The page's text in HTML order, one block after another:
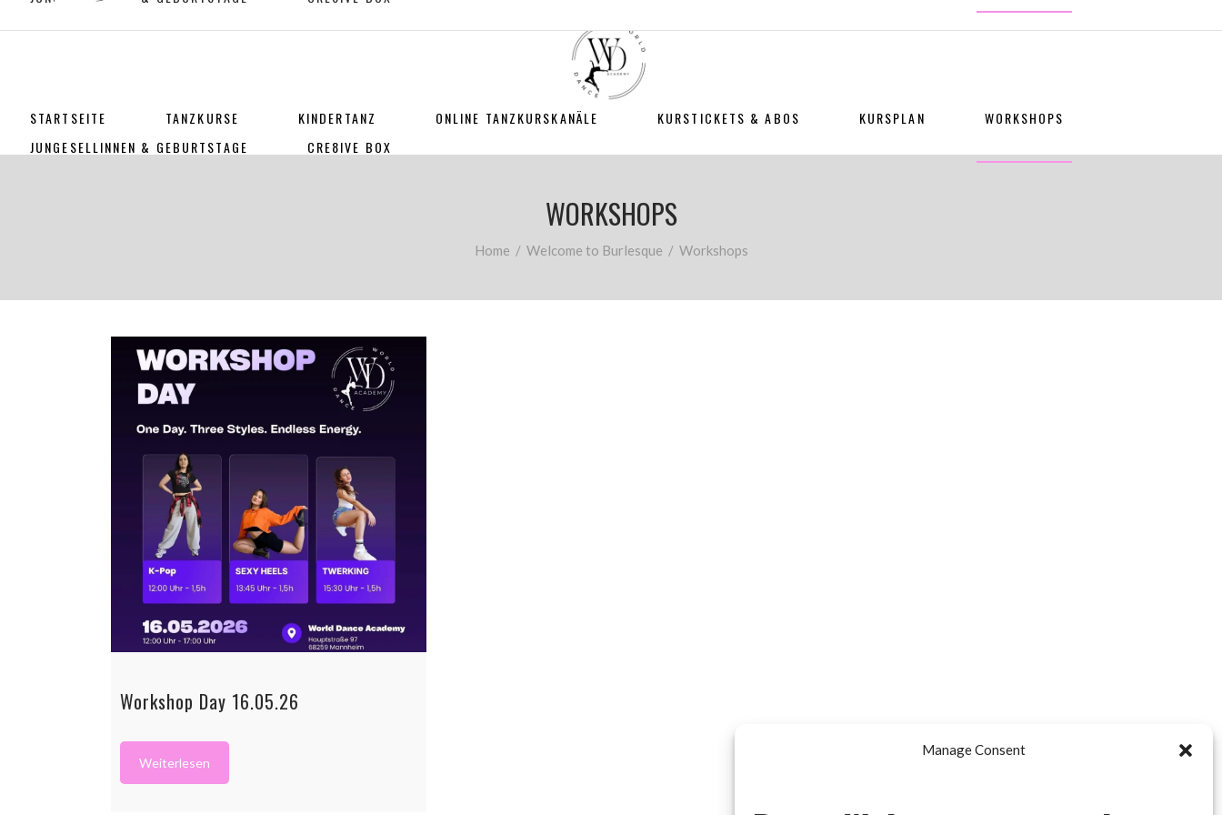
Manage Consent
STARTSEITE TANZKURSE KINDERTANZ ONLINE TANZKURSKANÄLE KURSTICKETS & ABOS KURSPLAN
WORKSHOPS
JUNGESELLINNEN & GEBURTSTAGE
CRE8IVE BOX
WORKSHOPS
Home / Welcome to Burlesque / Workshops
Workshop Day 16.05.26
Weiterlesen